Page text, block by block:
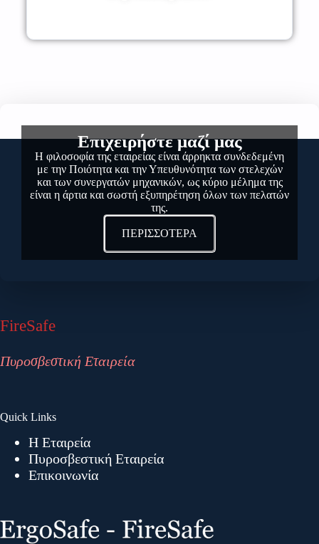
Επιχειρήστε μαζί μας
Η φιλοσοφία της εταιρείας είναι άρρηκτα συνδεδεμένη
με την Ποιότητα και την Υπευθυνότητα των στελεχών
και των συνεργατών μηχανικών, ως κύριο μέλημα της
είναι η άρτια και σωστή εξυπηρέτηση όλων των πελατών
της.
ΠΕΡΙΣΣΟΤΕΡΑ
FireSafe
Πυροσβεστική Εταιρεία
Quick Links
Η Εταιρεία
Πυροσβεστική Εταιρεία
Επικοινωνία